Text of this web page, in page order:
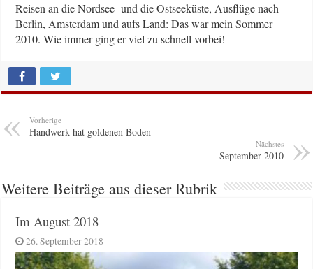
Reisen an die Nordsee- und die Ostseeküste, Ausflüge nach
Berlin, Amsterdam und aufs Land: Das war mein Sommer
2010. Wie immer ging er viel zu schnell vorbei!
Vorherige
Handwerk hat goldenen Boden
Nächstes
September 2010
Weitere Beiträge aus dieser Rubrik
Im August 2018
26. September 2018